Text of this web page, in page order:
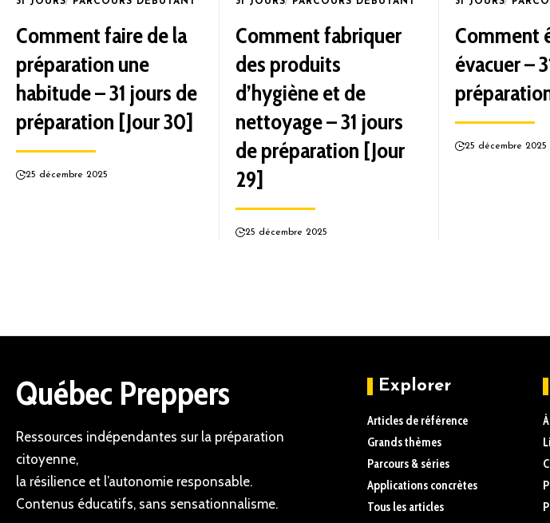
Comment faire de la
préparation une
habitude – 31 jours de
préparation [Jour 30]
25 décembre 2025
Comment fabriquer
des produits
d’hygiène et de
nettoyage – 31 jours
de préparation [Jour
29]
25 décembre 2025
Comment
évacuer –
25 décembre 2025
Québec Preppers
Ressources indépendantes sur la préparation
citoyenne,
la résilience et l’autonomie responsable.
Contenus éducatifs, sans sensationnalisme.
Explorer
Articles de référence
Grands thèmes
Parcours & séries
Applications concrètes
Tous les articles